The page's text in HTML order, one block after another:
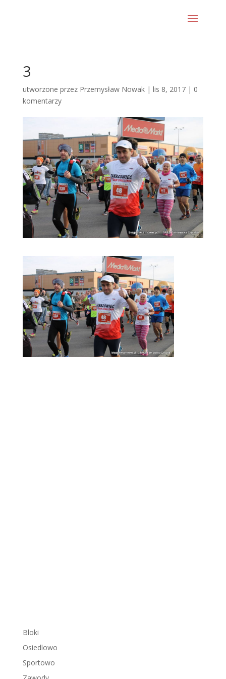
3
utworzone przez Przemysław Nowak| lis 8, 2017| 0
komentarzy
Bloki
Osiedlowo
Sportowo